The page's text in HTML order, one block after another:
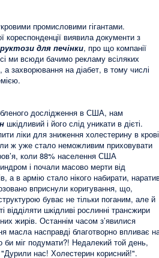
промисловими гігантами.
кореспонденції виявила документи з
для печінки, про що компанії
ми всюди бачимо рекламу всіляких
а захворювання на діабет, в тому числі
дослідження в США, нам
шкідливий і його слід уникати в дієті.
ліки для зниження холестерину в
ж уже стало неможливим приховувати
коли 88% населення США
і почали масово мерти від
а в армію стало нікого набирати,
вприснули коригування, що,
буває не тільки поганим, але й
шкідливі рослинні трансжири
жирів. Останнім часом з’явилися
масла насправді благотворно впливає
би міг подумати?! Недалекий той день,
нас! Холестерин корисний!".